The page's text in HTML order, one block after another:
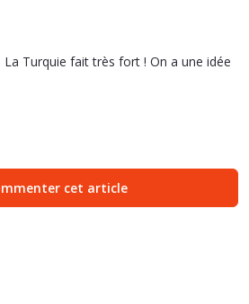
La Turquie fait très fort ! On a une idée
cet article